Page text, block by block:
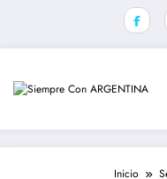
Inicio